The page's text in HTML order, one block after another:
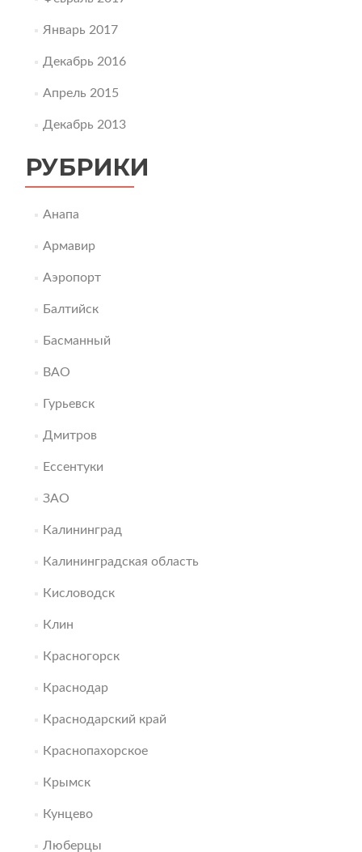
Январь 2017
Декабрь 2016
Апрель 2015
Декабрь 2013
РУБРИКИ
Анапа
Армавир
Аэропорт
Балтийск
Басманный
ВАО
Гурьевск
Дмитров
Ессентуки
ЗАО
Калининград
Калининградская область
Кисловодск
Клин
Красногорск
Краснодар
Краснодарский край
Краснопахорское
Крымск
Кунцево
Люберцы